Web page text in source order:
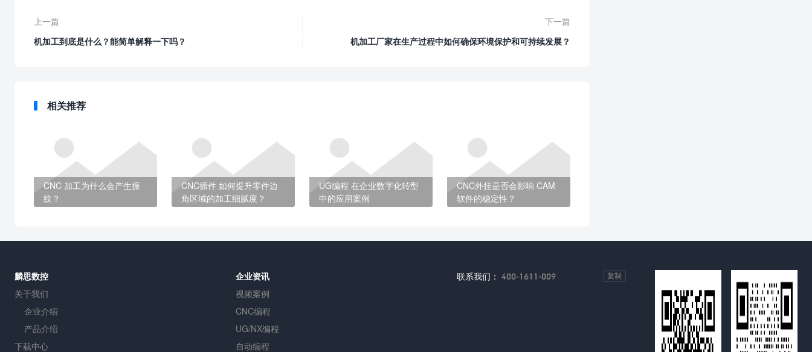
上一篇
机加工到底是什么？能简单解释一下吗？
下一篇
机加工厂家在生产过程中如何确保环境保护和可持续发展？
相关推荐
CNC 加工为什么会产生振
纹？
CNC插件 如何提升零件边
角区域的加工细腻度？
UG编程 在企业数字化转型
中的应用案例
CNC外挂是否会影响 CAM
软件的稳定性？
麟思数控
关于我们
企业介绍
产品介绍
下载中心
企业资讯
视频案例
CNC编程
UG/NX编程
自动编程
联系我们： 400-1611-009 复制